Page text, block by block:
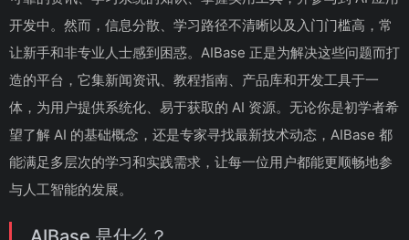
开发中。然而，信息分散、学习路径不清晰以及入门门槛高，常
让新手和非专业人士感到困惑。AIBase 正是为解决这些问题而打
造的平台，它集新闻资讯、教程指南、产品库和开发工具于一
体，为用户提供系统化、易于获取的 AI 资源。无论你是初学者希
望了解 AI 的基础概念，还是专家寻找最新技术动态，AIBase 都
能满足多层次的学习和实践需求，让每一位用户都能更顺畅地参
与人工智能的发展。